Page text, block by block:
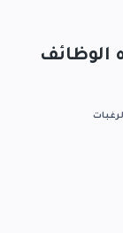
الوظائف